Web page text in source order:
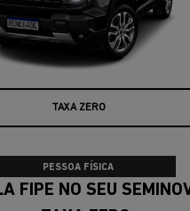
TABELA FIPE
PESSOA FÍSICA
SEU SEMINOVO